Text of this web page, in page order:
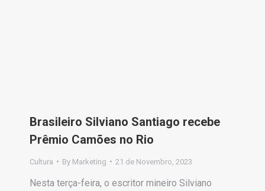
Brasileiro Silviano Santiago recebe
Prêmio Camões no Rio
Cultura By Marketing 21 de Novembro, 2023
Nesta terça-feira, o escritor mineiro Silviano